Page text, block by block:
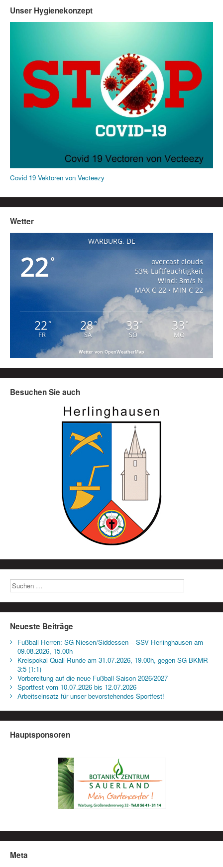
Unser Hygienekonzept
Covid 19 Vektoren von Vecteezy
Wetter
WARBURG, DE
22°
overcast clouds
53% Luftfeuchtigkeit
Wind: 3m/s N
MAX C 22 • MIN C 22
22°
FR
28°
SA
33°
SO
33 °
MO
Wetter von OpenWeatherMap
Besuchen Sie auch
Neueste Beiträge
Fußball Herren: SG Niesen/Siddessen – SSV Herlinghausen am
09.08.2026, 15.00h
Kreispokal Quali-Runde am 31.07.2026, 19.00h, gegen SG BKMR
3:5 (1:1)
Vorbereitung auf die neue Fußball-Saison 2026/2027
Sportfest vom 10.07.2026 bis 12.07.2026
Arbeitseinsatz für unser bevorstehendes Sportfest!
Hauptsponsoren
Meta